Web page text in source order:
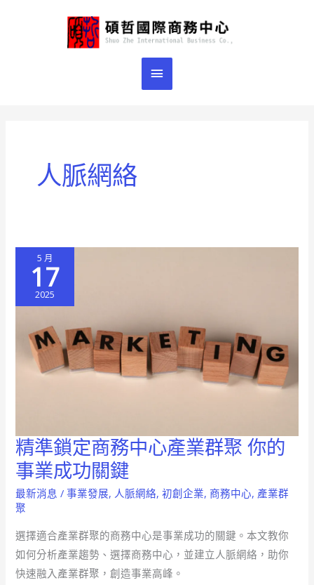
主
要
選
人脈網絡
5 月
17
2025
精準鎖定商務中心產業群聚 你的
事業成功關鍵
最新消息 /事業發展, 人脈網絡,初創企業, 商務中心, 產業群
聚
選擇適合產業群聚的商務中心是事業成功的關鍵。本文教你
如何分析產業趨勢、選擇商務中心，並建立人脈網絡，助你
快速融入產業群聚，創造事業高峰。
精
準
鎖
定
務
中
心